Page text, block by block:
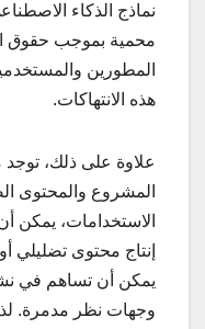
نماذج الذكاء
محمية بموجب حقوق
المطورين
هذه الانتهاكات.
علاوة على ذلك،
المشروع والمحتوى
الاستخدامات، يمكن
إنتاج محتوى تضليلي
يمكن أن تساهم في
وجهات نظر مدمرة.